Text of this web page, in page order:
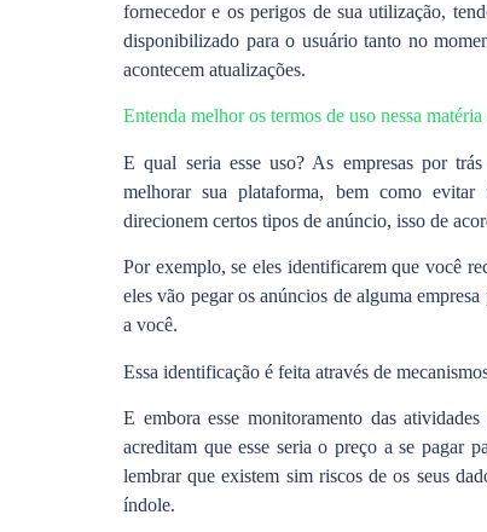
fornecedor e os perigos de sua utilização,
disponibilizado para o usuário tanto no
acontecem atualizações.
Entenda melhor os termos de uso nessa
E qual seria esse uso? As empresas por
melhorar sua plataforma, bem como evitar
direcionem certos tipos de anúncio, isso de
Por exemplo, se eles identificarem que você
eles vão pegar os anúncios de alguma
a você.
Essa identificação é feita através de
E embora esse monitoramento das
acreditam que esse seria o preço a se pagar
lembrar que existem sim riscos de os seus
índole.